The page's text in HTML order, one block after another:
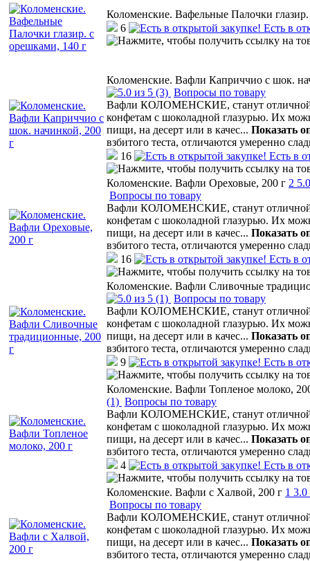
Коломенские. Вафельные Палочки
6
Есть в
Коломенские. Вафли Каприччио с шок.
(3) Вопросы по товару
Вафли КОЛОМЕНСКИЕ, станут отличной
конфетам с шоколадной глазурью. Их
пищи, на десерт или в качес... Показать
взбитого теста, отличаются умеренно
16
Есть в
Коломенские. Вафли Ореховые, 200 г 2 5.0
Вопросы по товару
Вафли КОЛОМЕНСКИЕ, станут отличной
конфетам с шоколадной глазурью. Их
пищи, на десерт или в качес... Показать
взбитого теста, отличаются умеренно
16
Есть в
Коломенские. Вафли Сливочные
(1) Вопросы по товару
Вафли КОЛОМЕНСКИЕ, станут отличной
конфетам с шоколадной глазурью. Их
пищи, на десерт или в качес... Показать
взбитого теста, отличаются умеренно
9
Есть в
Коломенские. Вафли Топленое молоко,
(1) Вопросы по товару
Вафли КОЛОМЕНСКИЕ, станут отличной
конфетам с шоколадной глазурью. Их
пищи, на десерт или в качес... Показать
взбитого теста, отличаются умеренно
4
Есть в
Коломенские. Вафли с Халвой, 200 г 1 3.0
Вопросы по товару
Вафли КОЛОМЕНСКИЕ, станут отличной
конфетам с шоколадной глазурью. Их
пищи, на десерт или в качес... Показать
взбитого теста, отличаются умеренно